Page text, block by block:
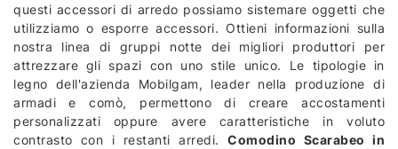
questi accessori di arredo possiamo sistemare oggetti che
utilizziamo o esporre accessori. Ottieni informazioni sulla
nostra linea di gruppi notte dei migliori produttori per
attrezzare gli spazi con uno stile unico. Le tipologie in
legno dell'azienda Mobilgam, leader nella produzione di
armadi e comò, permettono di creare accostamenti
personalizzati oppure avere caratteristiche in voluto
contrasto con i restanti arredi.Comodino Scarabeo in